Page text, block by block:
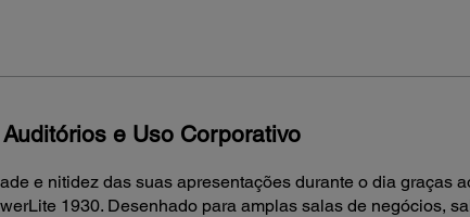
e Uso Corporativo
e nitidez das suas apresentações durante o dia graças
1930. Desenhado para amplas salas de negócios,